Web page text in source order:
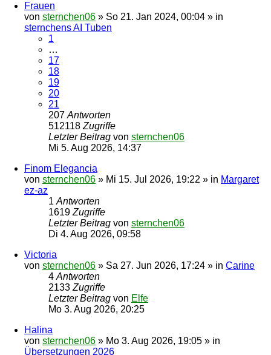
Frauen
von sternchen06 » So 21. Jan 2024, 00:04 » in
sternchens AI Tuben
1
…
17
18
19
20
21
207 Antworten
512118 Zugriffe
Letzter Beitrag von sternchen06
Mi 5. Aug 2026, 14:37
Finom Elegancia
von sternchen06 » Mi 15. Jul 2026, 19:22 » in Margaret
ez-az
1 Antworten
1619 Zugriffe
Letzter Beitrag von sternchen06
Di 4. Aug 2026, 09:58
Victoria
von sternchen06 » Sa 27. Jun 2026, 17:24 » in Carine
4 Antworten
2133 Zugriffe
Letzter Beitrag von Elfe
Mo 3. Aug 2026, 20:25
Halina
von sternchen06 » Mo 3. Aug 2026, 19:05 » in
Übersetzungen 2026